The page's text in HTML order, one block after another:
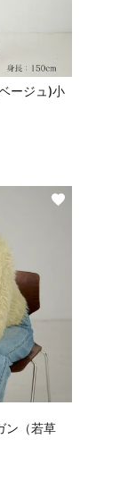
ージュ)小
ン（若草